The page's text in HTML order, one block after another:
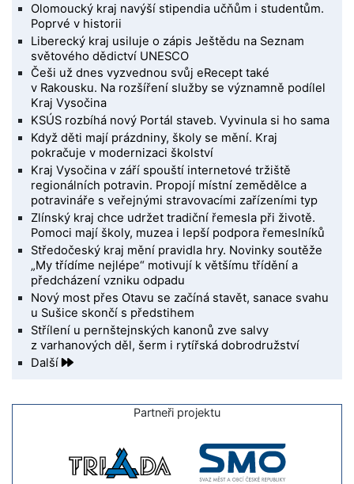
Olomoucký kraj navýší stipendia učňům i studentům.
Poprvé v historii
Liberecký kraj usiluje o zápis Ještědu na Seznam
světového dědictví UNESCO
Češi už dnes vyzvednou svůj eRecept také
v Rakousku. Na rozšíření služby se významně podílel
Kraj Vysočina
KSÚS rozbíhá nový Portál staveb. Vyvinula si ho sama
Když děti mají prázdniny, školy se mění. Kraj
pokračuje v modernizaci školství
Kraj Vysočina v září spouští internetové tržiště
regionálních potravin. Propojí místní zemědělce a
potravináře s veřejnými stravovacími zařízeními typ
Zlínský kraj chce udržet tradiční řemesla při životě.
Pomoci mají školy, muzea i lepší podpora řemeslníků
Středočeský kraj mění pravidla hry. Novinky soutěže
„My třídíme nejlépe“ motivují k většímu třídění a
předcházení vzniku odpadu
Nový most přes Otavu se začíná stavět, sanace svahu
u Sušice skončí s předstihem
Střílení u pernštejnských kanonů zve salvy
z varhanových děl, šerm i rytířská dobrodružství
Další
Partneři projektu